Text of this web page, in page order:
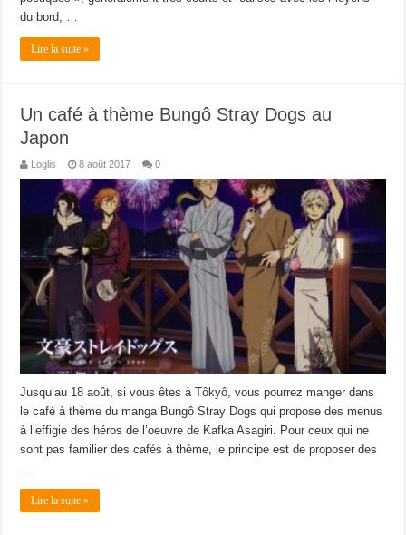
du bord, …
Lire la suite »
Un café à thème Bungô Stray Dogs au
Japon
Loglis 8 août 2017 0
Jusqu’au 18 août, si vous êtes à Tôkyô, vous pourrez manger dans
le café à thème du manga Bungô Stray Dogs qui propose des menus
à l’effigie des héros de l’oeuvre de Kafka Asagiri. Pour ceux qui ne
sont pas familier des cafés à thème, le principe est de proposer des
Lire la suite »